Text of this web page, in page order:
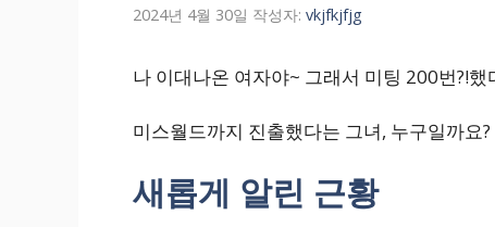
2024년 4월 30일 작성자: vkjfkjfjg
나 이대나온 여자야~ 그래서 미팅 200번?!
미스월드까지 진출했다는 그녀, 누구일까요?
새롭게 알린 근황